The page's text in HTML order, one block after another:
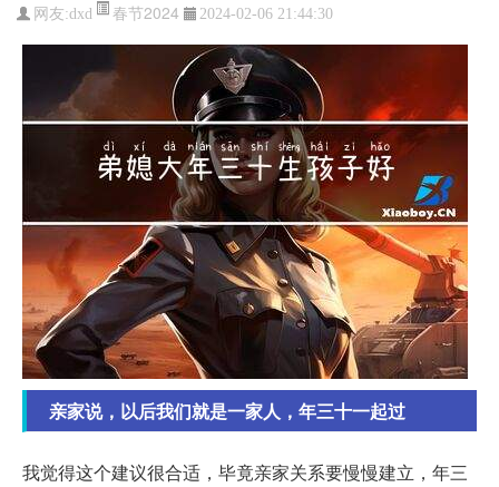
网友:dxd 春节2024 2024-02-06 21:44:30
亲家说，以后我们就是一家人，年三十一起过
我觉得这个建议很合适，毕竟亲家关系要慢慢建立，年三